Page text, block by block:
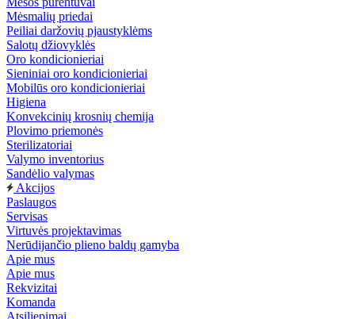
Mėsmalių priedai
Peiliai daržovių pjaustyklėms
Salotų džiovyklės
Oro kondicionieriai
Sieniniai oro kondicionieriai
Mobilūs oro kondicionieriai
Higiena
Konvekcinių krosnių chemija
Plovimo priemonės
Sterilizatoriai
Valymo inventorius
Sandėlio valymas
Akcijos
Paslaugos
Servisas
Virtuvės projektavimas
Nerūdijančio plieno baldų gamyba
Apie mus
Apie mus
Rekvizitai
Komanda
Atsiliepimai